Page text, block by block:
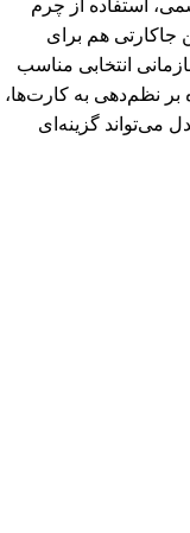
استفاده از چرم
هم برای
انتخابی مناسب
بر نظم‌دهی به کارت‌ها،
می‌تواند گزینه‌ای